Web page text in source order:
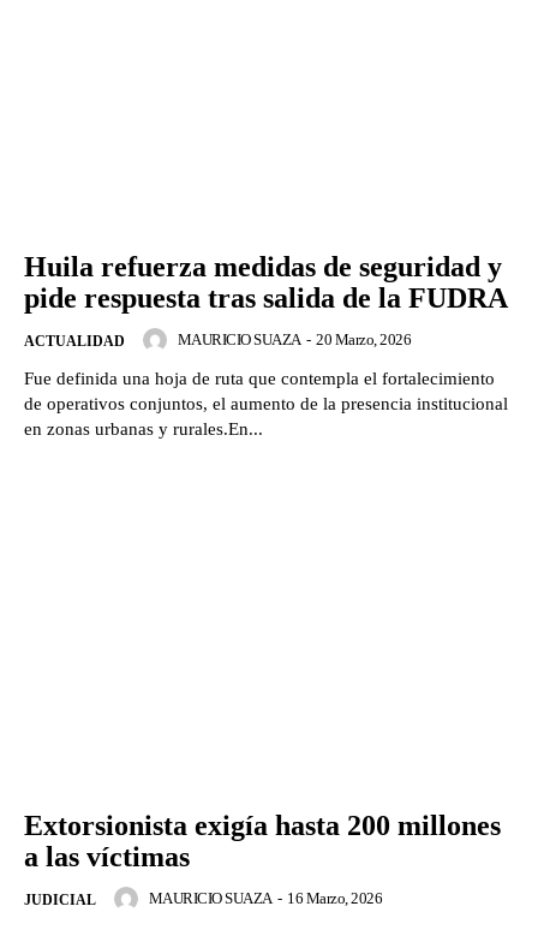
Huila refuerza medidas de seguridad y
pide respuesta tras salida de la FUDRA
ACTUALIDAD MAURICIO SUAZA - 20 Marzo, 2026
Fue definida una hoja de ruta que contempla el fortalecimiento
de operativos conjuntos, el aumento de la presencia institucional
en zonas urbanas y rurales.En...
Extorsionista exigía hasta 200 millones
a las víctimas
JUDICIAL MAURICIO SUAZA - 16 Marzo, 2026